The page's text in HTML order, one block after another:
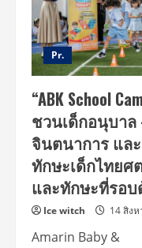
ในปี
2025
การ
ทดลอง
ครั้ง
ใหม่
กำลัง
เกิด
ขึ้น
ใน
ปี
นี้
“หนู
ทดลอง
Little
ปี2”
รายการ
วา
ไร
ตี้
Pr.
“ABK School
ชวนเด็กอนุบาล
จินตนาการ แล
ทักษะเด็กไทยศ
และทักษะที่รอ
Ice witch 14 สิง
Amarin Baby &